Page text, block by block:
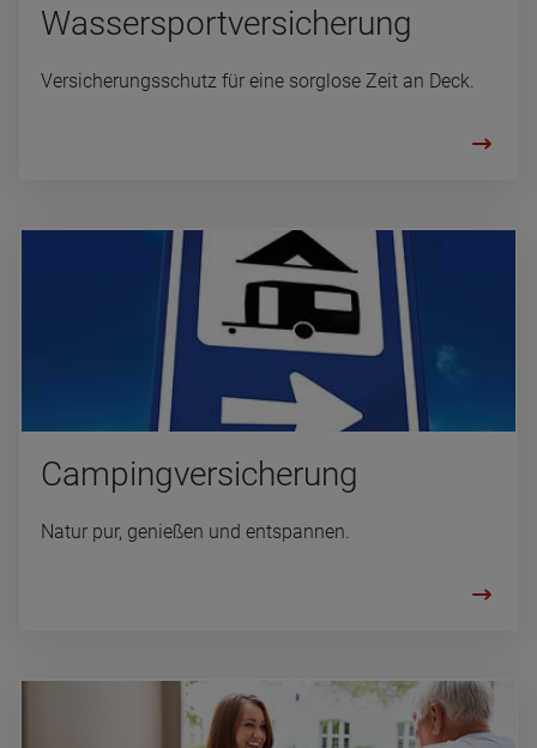
Was­ser­sport­ver­si­che­rung
Versicherungsschutz für eine sorglose Zeit an Deck.
Cam­ping­ver­si­che­rung
Natur pur, genießen und entspannen.